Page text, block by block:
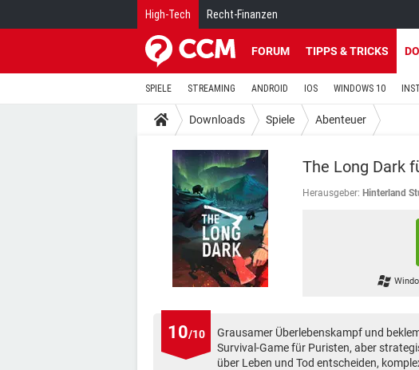
High-Tech Recht-Finanzen
FORUM TIPPS & TRICKS
SPIELE STREAMING ANDROID IOS WINDOWS 10
Downloads Spiele Abenteuer
The Long Dark
Herausgeber: Hinterland
10/10
Grausamer Überlebenskampf und
Survival-Game für Puristen, aber
über Leben und Tod entscheiden,